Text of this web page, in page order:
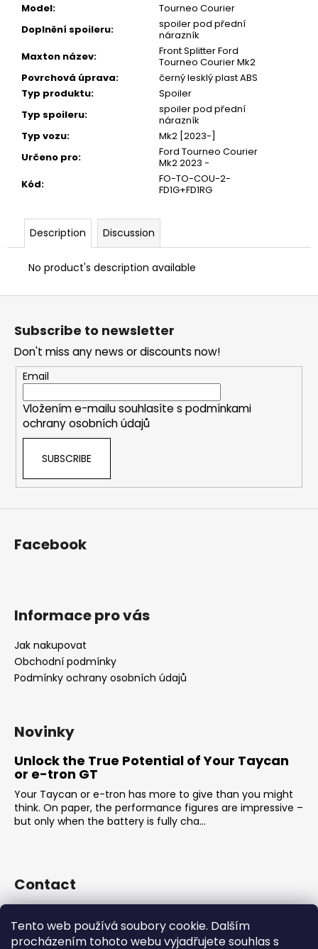
Tento web používá soubory cookie. Dalším
procházením tohoto webu vyjadřujete souhlas s
Model:
Tourneo Courier
Doplnění spoileru:
spoiler pod přední
nárazník
Maxton název:
Front Splitter Ford
Tourneo Courier Mk2
Povrchová úprava:
černý lesklý plast ABS
Typ produktu:
Spoiler
Typ spoileru:
spoiler pod přední
nárazník
Typ vozu:
Mk2 [2023-]
Určeno pro:
Ford Tourneo Courier
Mk2 2023 -
Kód:
FO-TO-COU-2-
FD1G+FD1RG
Description Discussion
No product's description available
F
Subscribe to newsletter
Don't miss any news or discounts now!
Email
Vložením e-mailu souhlasíte s podmínkami
ochrany osobních údajů
SUBSCRIBE
Facebook
Informace pro vás
Jak nakupovat
Obchodní podmínky
Podmínky ochrany osobních údajů
Novinky
Unlock the True Potential of Your Taycan
or e-tron GT
Your Taycan or e-tron has more to give than you might
think. On paper, the performance figures are impressive –
but only when the battery is fully cha...
Contact
728737662